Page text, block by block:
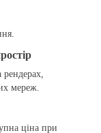
мереж.
ціна при